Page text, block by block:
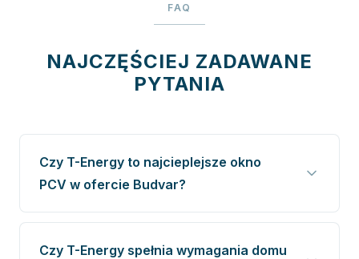
FAQ
NAJCZĘŚCIEJ ZADAWANE
PYTANIA
Czy T-Energy to najcieplejsze okno
PCV w ofercie Budvar?
Czy T-Energy spełnia wymagania domu